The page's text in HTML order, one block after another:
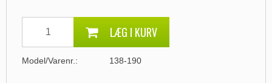
LÆG I KURV
Model/Varenr.: 138-190